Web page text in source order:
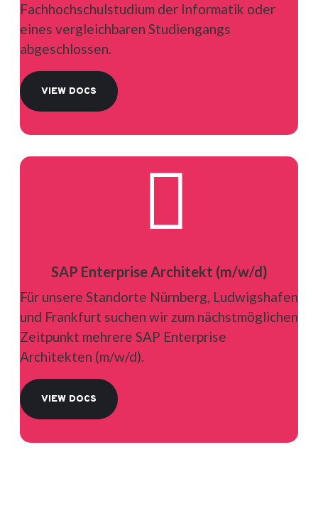
Fachhochschulstudium der Informatik oder
eines vergleichbaren Studiengangs
abgeschlossen.
VIEW DOCS

SAP Enterprise Architekt (m/w/d)
Für unsere Standorte Nürnberg, Ludwigshafen
und Frankfurt suchen wir zum nächstmöglichen
Zeitpunkt mehrere SAP Enterprise
Architekten (m/w/d).
VIEW DOCS